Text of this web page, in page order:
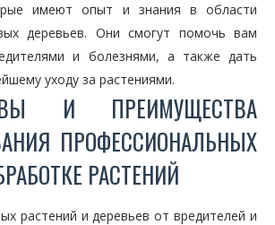
имеют опыт и знания в области
деревьев. Они смогут помочь вам
и болезнями, а также дать
уходу за растениями.
И ПРЕИМУЩЕСТВА
ПРОФЕССИОНАЛЬНЫХ
РАСТЕНИЙ
растений и деревьев от вредителей и